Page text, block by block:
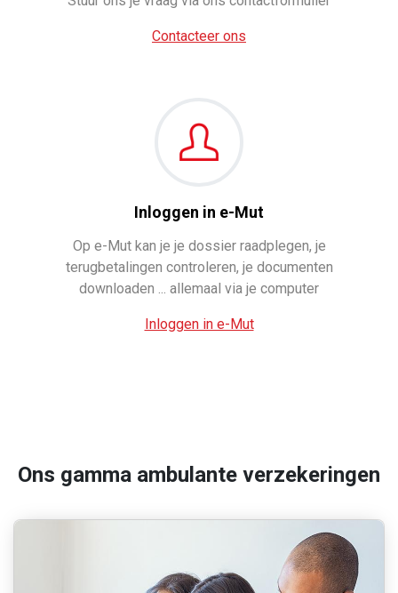
Contacteer ons
Inloggen in e-Mut
Op e-Mut kan je je dossier raadplegen, je
terugbetalingen controleren, je documenten
downloaden ... allemaal via je computer
Inloggen in e-Mut
Ons gamma ambulante verzekeringen